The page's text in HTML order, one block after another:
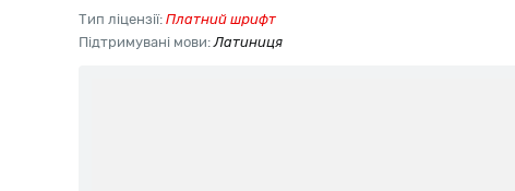
Тип ліцензії: Платний шрифт
Підтримувані мови:Латиниця